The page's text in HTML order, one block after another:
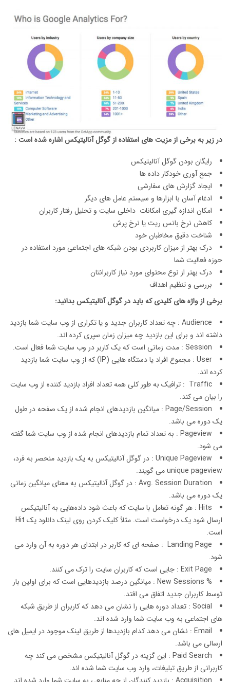
در زیر به برخی از مزیت های استفاده از گوگل آنالیتیکس اشاره شده است :
رایگان بودن گوگل آنالیتیکس
جمع آوری خودکار داده ها
ایجاد گزارش های سفارشی
ادغام آسان با ابزارها و سیستم عامل های دیگر
امکان اندازه گیری امکانات داخلی سایت و تحلیل رفتار کاربران
کاهش نرخ بانس ریت یا نرخ پرش
شناخت دقیق مخاطبان خود
درک بهتر از میزان کاربردی بودن شبکه های اجتماعی مورد استفاده در
حوزه فعالیت شما
درک بهتر از نوع محتوای مورد نیاز کاربرانتان
بررسی و تنظیم اهداف
برخی از واژه های کلیدی که باید در گوگل آنالیتیکس بدانید:
Audience : چه تعداد کاربران جدید و یا تکراری از وب سایت شما بازدید
داشته اند و برای این بازدید چه میزان زمان سپری کرده اند.
Session : مدت زمانی است که یک کاربر در وب سایت شما فعال است.
User : مجموع افراد یا دستگاه هایی (IP) که از وب سایت شما بازدید
کرده اند.
Traffic : ترافیک به طور کلی همه تعداد افراد بازدید کننده از وب سایت
را بیان می کند.
Page/Session : میانگین بازدیدهای انجام شده از یک صفحه در طول
یک دوره می باشد.
Pageview : به تعداد تمام بازدیدهای انجام شده از وب سایت شما گفته
می شود.
Unique Pageview : در گوگل آنالیتیکس به یک بازدید منحصر به فرد،
unique pageview می گویند.
Avg. Session Duration : در گوگل آنالیتیکس به معنای میانگین زمانی
یک دوره می باشد.
Hits : هر گونه تعامل با سایت که باعث شود داده‌هایی به آنالیتیکس
ارسال شود یک درخواست است. مثلاً کلیک کردن روی لینک دانلود یک Hit
است.
Landing Page : صفحه ای که کاربر در ابتدای هر دوره به آن وارد می
شود.
Exit Page : جایی است که کاربران سایت را ترک می کنند.
% New Sessions : میانگین درصد بازدیدهایی است که برای اولین بار
توسط کاربران جدید اتفاق می افتد.
Social : تعداد دوره هایی را نشان می دهد که کاربران از طریق شبکه
های اجتماعی به وب سایت شما وارد شده اند.
Email : نشان می دهد کدام بازدیدها از طریق لینک موجود در ایمیل های
ارسالی می باشد.
Paid Search : این گزینه در گوگل آنالیتیکس مشخص می کند چه
کاربرانی از طریق تبلیغات، وارد وب سایت شما شده اند.